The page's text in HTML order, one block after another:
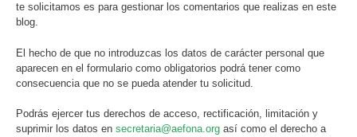
te solicitamos es para gestionar los comentarios que realizas en este
blog.
El hecho de que no introduzcas los datos de carácter personal que
aparecen en el formulario como obligatorios podrá tener como
consecuencia que no se pueda atender tu solicitud.
Podrás ejercer tus derechos de acceso, rectificación, limitación y
suprimir los datos en secretaria@aefona.org así como el derecho a